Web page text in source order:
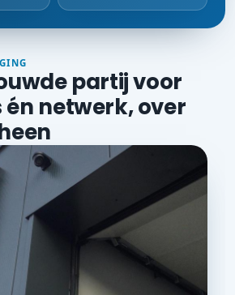
partij voor
én netwerk, over